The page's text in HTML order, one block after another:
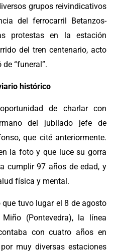
grupos reivindicativos
del ferrocarril Betanzos-
protestas en la estación
del tren centenario, acto
“funeral”.
histórico
de charlar con
del jubilado jefe de
que cité anteriormente.
la foto y que luce su gorra
cumplir 97 años de edad, y
física y mental.
tuvo lugar el 8 de agosto
(Pontevedra), la línea
con cuatro años en
muy diversas estaciones